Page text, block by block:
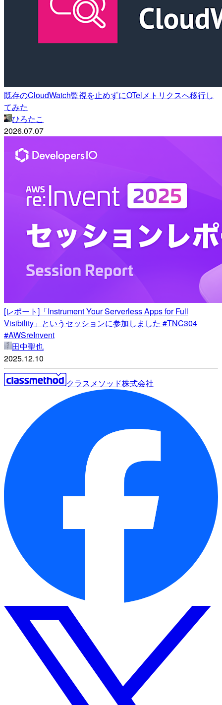
既存のCloudWatch監視を止めずにOTelメトリクスへ移行し
てみた
ひろたこ
2026.07.07
[レポート]「Instrument Your Serverless Apps for Full
Visibility」というセッションに参加しました #TNC304
#AWSreInvent
田中聖也
2025.12.10
クラスメソッド株式会社